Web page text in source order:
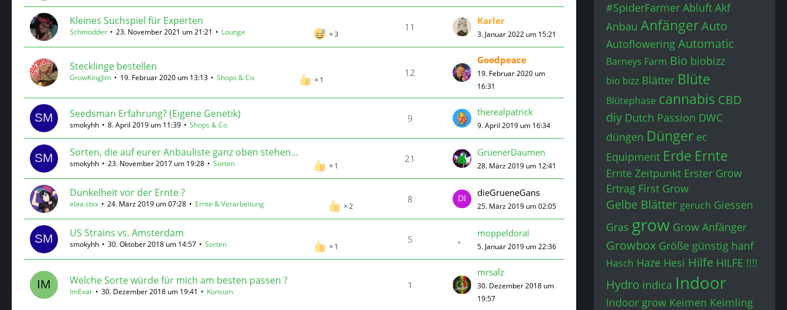
Kleines Suchspiel für Experten
3
Schmodder 23. November 2021 um 21:21 Lounge 11
Karler
3. Januar 2022 um 15:21
Stecklinge bestellen
1
GrowKingJim 19. Februar 2020 um 13:13 Shops & Co 12
Goodpeace
19. Februar 2020 um
16:31
Seedsman Erfahrung? (Eigene Genetik)
smokyhh 8. April 2019 um 11:39 Shops & Co
9
therealpatrick
9. April 2019 um 16:34
Sorten, die auf eurer Anbauliste ganz oben stehen...
1
smokyhh 23. November 2017 um 19:28 Sorten 21
GruenerDaumen
28. März 2019 um 12:41
Dunkelheit vor der Ernte ?
2
elaa.stxx 24. März 2019 um 07:28 Ernte & Verarbeitung 8
dieGrueneGans
25. März 2019 um 02:05
US Strains vs. Amsterdam
1
smokyhh 30. Oktober 2018 um 14:57 Sorten 5
moppeldoral
5. Januar 2019 um 22:36
Welche Sorte würde für mich am besten passen ?
ImExar 30. Dezember 2018 um 19:41 Konsum
1
mrsalz
30. Dezember 2018 um
19:57
#SpiderFarmer Abluft Akf
Anbau AnfängerAuto
Autoflowering Automatic
Barneys Farm Bio biobizz
bio bizz Blätter Blüte
Blütephase cannabis CBD
diy Dutch Passion DWC
düngen Dünger ec
Equipment Erde Ernte
Ernte Zeitpunkt Erster Grow
Ertrag First Grow
Gelbe Blätter geruch Giessen
Gras grow Grow Anfänger
Growbox Größe günstig hanf
Hasch Haze Hesi Hilfe HILFE !!!!
Hydro indica Indoor
Indoor grow Keimen Keimling